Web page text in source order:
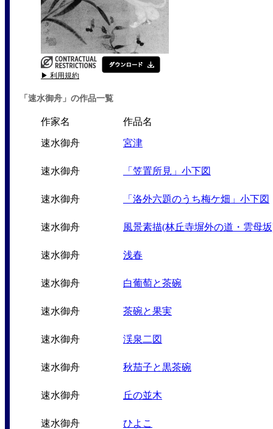
▶ 利用規約
「速水御舟」の作品一覧
作家名 作品名
速水御舟 宮津
速水御舟 「笠置所見」小下図
速水御舟 「洛外六題のうち梅ケ畑」小下図
速水御舟 風景素描(林丘寺塀外の道・雲母
速水御舟 浅春
速水御舟 白葡萄と茶碗
速水御舟 茶碗と果実
速水御舟 渓泉二図
速水御舟 秋茄子と黒茶碗
速水御舟 丘の並木
速水御舟 ひよこ